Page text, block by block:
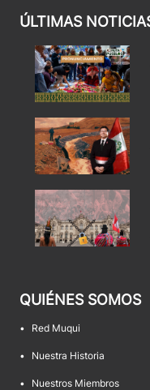
ÚLTIMAS
QUIÉNES SOMOS
• Red Muqui
• Nuestra Historia
• Nuestros Miembros